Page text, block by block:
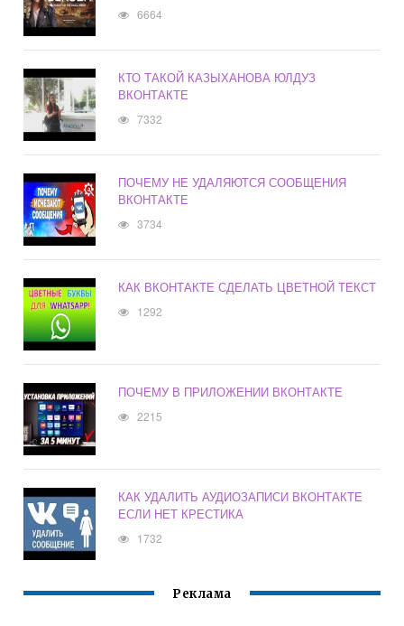
6664
КТО ТАКОЙ КАЗЫХАНОВА ЮЛДУЗ
ВКОНТАКТЕ
7332
ПОЧЕМУ НЕ УДАЛЯЮТСЯ СООБЩЕНИЯ
ВКОНТАКТЕ
3734
КАК ВКОНТАКТЕ СДЕЛАТЬ ЦВЕТНОЙ ТЕКСТ
1292
ПОЧЕМУ В ПРИЛОЖЕНИИ ВКОНТАКТЕ
2215
КАК УДАЛИТЬ АУДИОЗАПИСИ ВКОНТАКТЕ
ЕСЛИ НЕТ КРЕСТИКА
1732
Реклама